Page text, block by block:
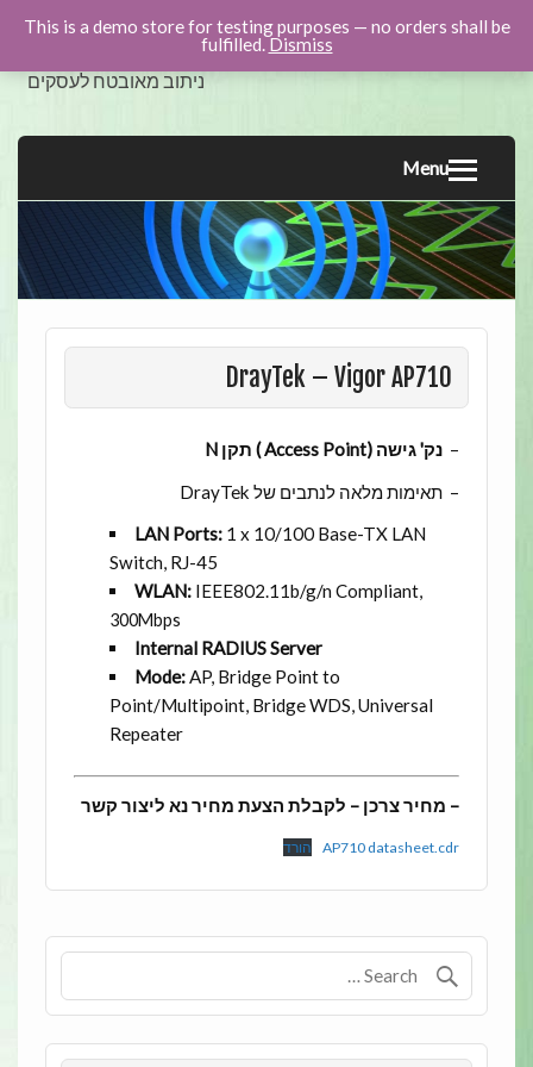
ניתוב מאובטח לעסקים
Menu
DrayTek – Vigor AP710
– נק' גישה (Access Point ) תקן N
– תאימות מלאה לנתבים של DrayTek
LAN Ports: 1 x 10/100 Base-TX LAN
Switch, RJ-45
WLAN: IEEE802.11b/g/n Compliant,
300Mbps
Internal RADIUS Server
Mode:AP, Bridge Point to
Point/Multipoint, Bridge WDS, Universal
Repeater
– מחיר צרכן – לקבלת הצעת מחיר נא ליצור קשר
AP710 datasheet.cdr הורד
This is a demo store for testing purposes — no orders shall be
fulfilled.Dismiss